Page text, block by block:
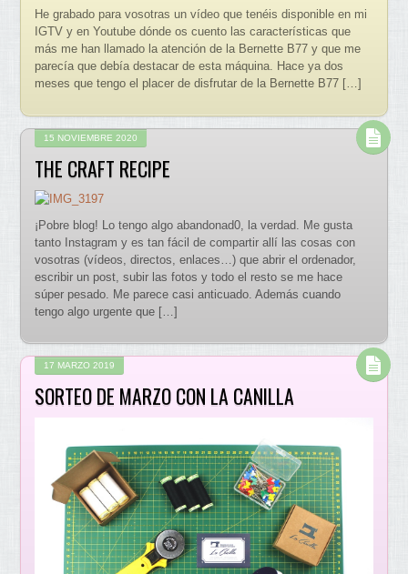
He grabado para vosotras un vídeo que tenéis disponible en mi
IGTV y en Youtube dónde os cuento las características que
más me han llamado la atención de la Bernette B77 y que me
parecía que debía destacar de esta máquina. Hace ya dos
meses que tengo el placer de disfrutar de la Bernette B77 […]
15 NOVIEMBRE 2020
THE CRAFT RECIPE
¡Pobre blog! Lo tengo algo abandonad0, la verdad. Me gusta
tanto Instagram y es tan fácil de compartir allí las cosas con
vosotras (vídeos, directos, enlaces…) que abrir el ordenador,
escribir un post, subir las fotos y todo el resto se me hace
súper pesado. Me parece casi anticuado. Además cuando
tengo algo urgente que […]
17 MARZO 2019
SORTEO DE MARZO CON LA CANILLA